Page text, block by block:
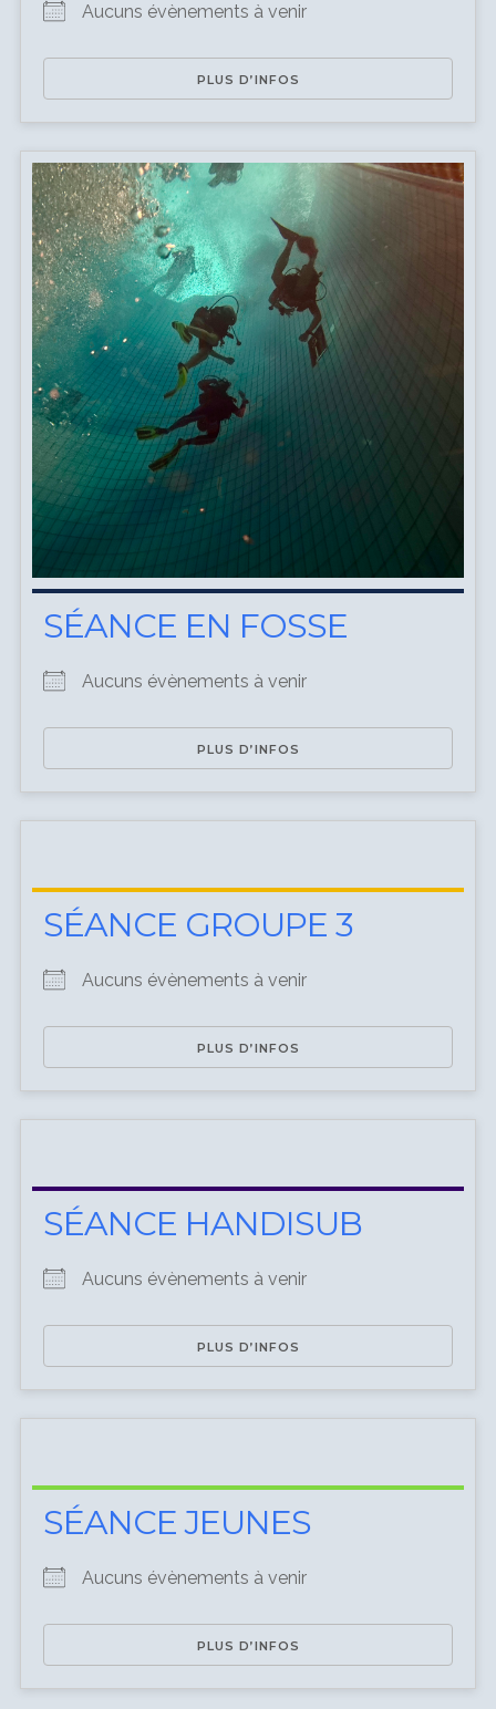
LOGIN
Aucuns évènements à venir
PLUS D’INFOS
SÉANCE EN FOSSE
Aucuns évènements à venir
PLUS D’INFOS
SÉANCE GROUPE 3
Aucuns évènements à venir
PLUS D’INFOS
SÉANCE HANDISUB
Aucuns évènements à venir
PLUS D’INFOS
SÉANCE JEUNES
Aucuns évènements à venir
PLUS D’INFOS